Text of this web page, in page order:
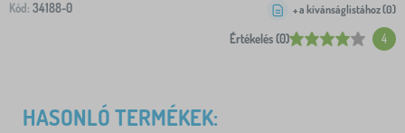
Kód: 34188-0
Értékelés (0) 4
+ a kívánságlistához (0)
HASONLÓ TERMÉKEK: